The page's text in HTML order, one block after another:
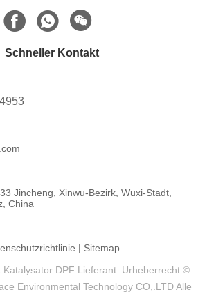
Schneller Kontakt
Jincheng, Xinwu-Bezirk, Wuxi-Stadt,
China
| Sitemap
Katalysator DPF Lieferant. Urheberrecht ©
Environmental Technology CO,.LTD Alle